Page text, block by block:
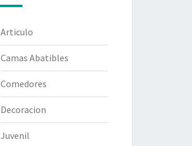
Articulo
Camas Abatibles
Comedores
Decoracion
Juvenil